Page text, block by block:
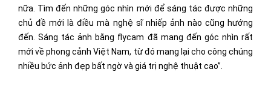
nữa. Tìm đến những góc nhìn mới để sáng tác được những
chủ đề mới là điều mà nghệ sĩ nhiếp ảnh nào cũng hướng
đến. Sáng tác ảnh bằng flycam đã mang đến góc nhìn rất
mới về phong cảnh Việt Nam, từ đó mang lại cho công chúng
nhiều bức ảnh đẹp bất ngờ và giá trị nghệ thuật cao”.